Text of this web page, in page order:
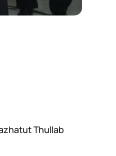
Thullab